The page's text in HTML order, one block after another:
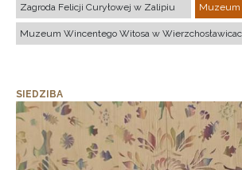
Zagroda Felicji Curyłowej w Zalipiu Muzeum
Muzeum Wincentego Witosa w
SIEDZIBA